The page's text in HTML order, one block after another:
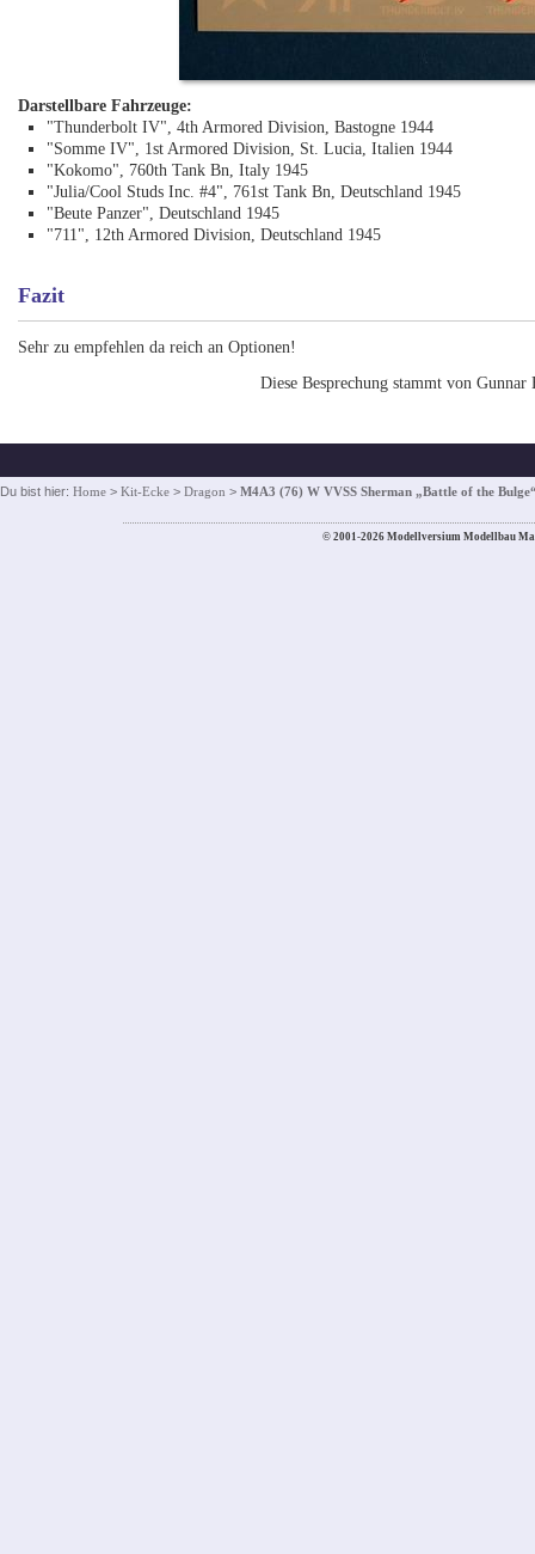
Darstellbare Fahrzeuge:
"Thunderbolt IV", 4th Armored Division, Bastogne 1944
"Somme IV", 1st Armored Division, St. Lucia, Italien 1944
"Kokomo", 760th Tank Bn, Italy 1945
"Julia/Cool Studs Inc. #4", 761st Tank Bn, Deutschland 1945
"Beute Panzer", Deutschland 1945
"711", 12th Armored Division, Deutschland 1945
Fazit
Sehr zu empfehlen da reich an Optionen!
Diese Besprechung stammt von
Du bist hier: Home > Kit-Ecke > Dragon > M4A3 (76) W VVSS Sherman „Battle of the
© 2001-2026 Modellversium Modellbau